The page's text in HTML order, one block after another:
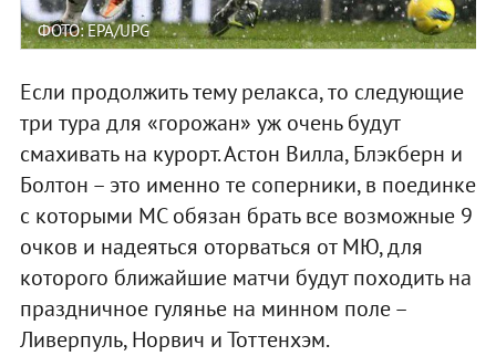
ФОТО: EPA/UPG
Если продолжить тему релакса, то следующие
три тура для «горожан» уж очень будут
смахивать на курорт. Астон Вилла, Блэкберн и
Болтон – это именно те соперники, в поединке
с которыми МС обязан брать все возможные 9
очков и надеяться оторваться от МЮ, для
которого ближайшие матчи будут походить на
праздничное гулянье на минном поле –
Ливерпуль, Норвич и Тоттенхэм.